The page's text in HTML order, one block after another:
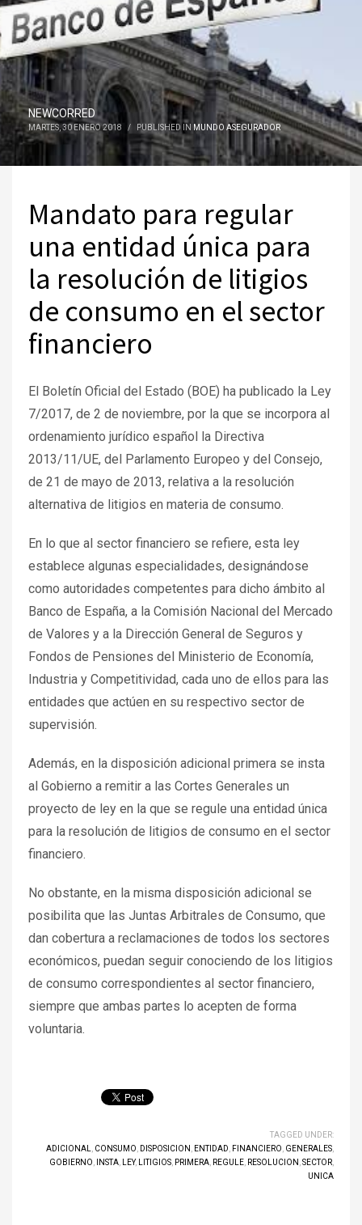
NEWCORRED
MARTES, 30 ENERO 2018 / PUBLISHED IN MUNDO ASEGURADOR
Mandato para regular
una entidad única para
la resolución de litigios
de consumo en el sector
financiero
El Boletín Oficial del Estado (BOE) ha publicado la Ley
7/2017, de 2 de noviembre, por la que se incorpora al
ordenamiento jurídico español la Directiva
2013/11/UE, del Parlamento Europeo y del Consejo,
de 21 de mayo de 2013, relativa a la resolución
alternativa de litigios en materia de consumo.
En lo que al sector financiero se refiere, esta ley
establece algunas especialidades, designándose
como autoridades competentes para dicho ámbito al
Banco de España, a la Comisión Nacional del Mercado
de Valores y a la Dirección General de Seguros y
Fondos de Pensiones del Ministerio de Economía,
Industria y Competitividad, cada uno de ellos para las
entidades que actúen en su respectivo sector de
supervisión.
Además, en la disposición adicional primera se insta
al Gobierno a remitir a las Cortes Generales un
proyecto de ley en la que se regule una entidad única
para la resolución de litigios de consumo en el sector
financiero.
No obstante, en la misma disposición adicional se
posibilita que las Juntas Arbitrales de Consumo, que
dan cobertura a reclamaciones de todos los sectores
económicos, puedan seguir conociendo de los litigios
de consumo correspondientes al sector financiero,
siempre que ambas partes lo acepten de forma
voluntaria.
TAGGED UNDER:
ADICIONAL
CONSUMO DISPOSICION ENTIDAD FINANCIERO GENERALES
GOBIERNO
INSTA LEY, LITIGIOS PRIMERA REGULE RESOLUCION SECTOR
UNICA